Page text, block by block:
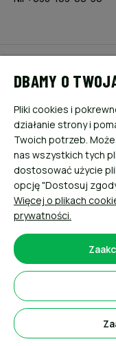
PŁATNOŚCI I
INFORMACJE
O NAS
DBAMY O
Pliki cookies i
działanie strony i
Twoich potrzeb.
nas wszystkich tych
dostosować użycie
opcję "Dostosuj
Więcej o plikach
prywatności.